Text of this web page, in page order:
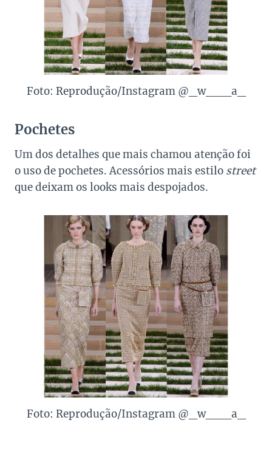
Foto: Reprodução/Instagram @_w___a_
Pochetes
Um dos detalhes que mais chamou atenção foi
o uso de pochetes. Acessórios mais estilo street
que deixam os looks mais despojados.
Foto: Reprodução/Instagram @_w___a_